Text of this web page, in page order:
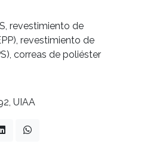
revestimiento de
revestimiento de
correas de poliéster
UIAA